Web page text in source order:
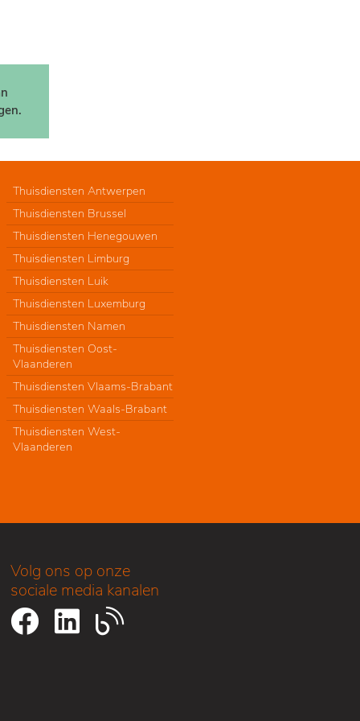
Thuisdiensten Antwerpen
Thuisdiensten Brussel
Thuisdiensten Henegouwen
Thuisdiensten Limburg
Thuisdiensten Luik
Thuisdiensten Luxemburg
Thuisdiensten Namen
Thuisdiensten Oost-
Vlaanderen
Thuisdiensten Vlaams-Brabant
Thuisdiensten Waals-Brabant
Thuisdiensten West-
Vlaanderen
Volg ons op onze
sociale media kanalen